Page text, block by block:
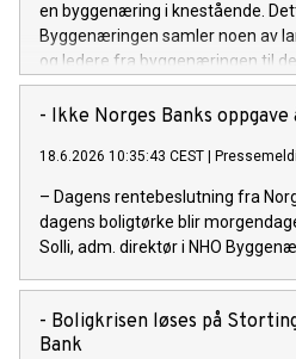
en byggenæring i knestående.
Byggenæringen samler noen av
og ledere fra byggenæringen til
- Ikke Norges Banks
18.6.2026 10:35:43 CEST
– Dagens rentebeslutning fra
dagens boligtørke blir
Solli, adm. direktør i NHO
- Boligkrisen løses på
Bank